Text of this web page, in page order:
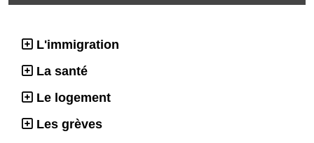
L'immigration
La santé
Le logement
Les grèves